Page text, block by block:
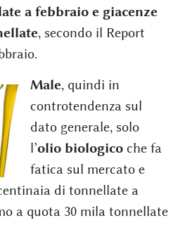
a febbraio e giacenze
, secondo il Report
Male, quindi in
controtendenza sul
dato generale, solo
l’olio biologico che fa
fatica sul mercato e
di tonnellate a
a quota 30 mila tonnellate